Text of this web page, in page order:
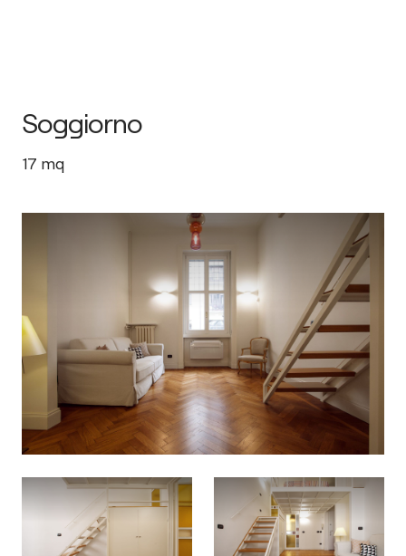
Soggiorno
17 mq